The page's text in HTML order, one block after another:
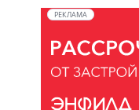
РЕКЛАМА